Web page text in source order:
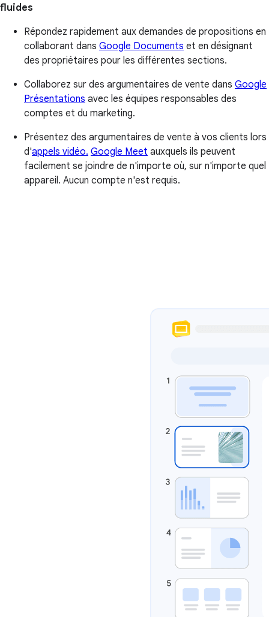
fluides
Répondez rapidement aux demandes de propositions en
collaborant dans Google Documents et en désignant
des propriétaires pour les différentes sections.
Collaborez sur des argumentaires de vente dans Google
Présentations avec les équipes responsables des
comptes et du marketing.
Présentez des argumentaires de vente à vos clients lors
d'appels vidéo. Google Meet auxquels ils peuvent
facilement se joindre de n'importe où, sur n'importe quel
appareil. Aucun compte n'est requis.